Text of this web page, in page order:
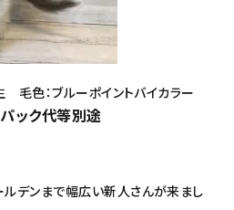
：ブルーポイントバイカラー
ック代等別途
デンまで幅広い新人さんが来まし